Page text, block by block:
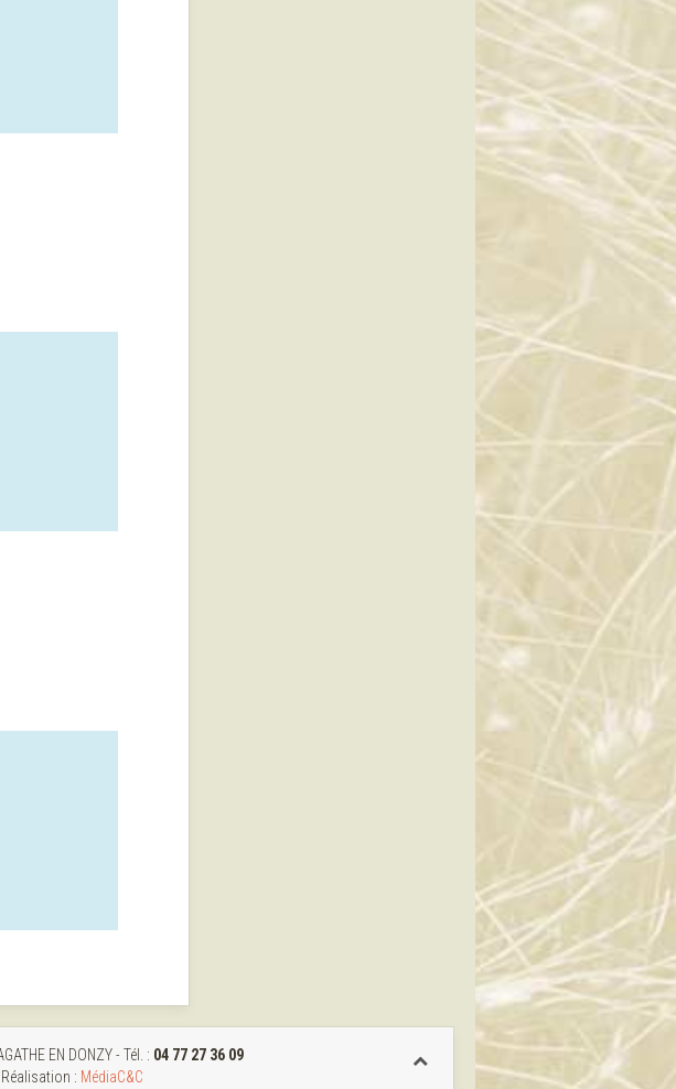
EN DONZY - Tél. : 04 77 27 36 09
: MédiaC&C